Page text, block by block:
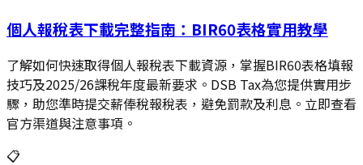
個人報稅表下載完整指南：BIR60表格實用教學
了解如何快速取得個人報稅表下載資源，掌握BIR60表格填報
技巧及2025/26課稅年度最新要求。DSB Tax為您提供實用步
驟，助您準時提交薪俸稅報稅表，避免罰款及利息。立即查看
官方渠道與注意事項。
📋